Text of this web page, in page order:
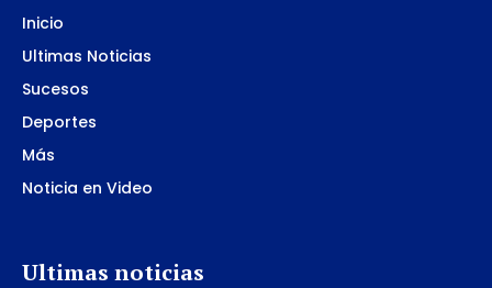
Inicio
Ultimas Noticias
Sucesos
Deportes
Más
Noticia en Video
Ultimas noticias